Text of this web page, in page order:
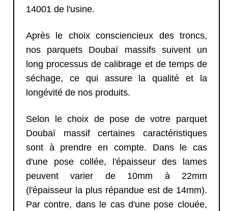
14001 de l'usine.
Après le choix consciencieux des troncs,
nos parquets Doubaï massifs suivent un
long processus de calibrage et de temps de
séchage, ce qui assure la qualité et la
longévité de nos produits.
Selon le choix de pose de votre parquet
Doubaï massif certaines caractéristiques
sont à prendre en compte. Dans le cas
d'une pose collée, l'épaisseur des lames
peuvent varier de 10mm à 22mm
(l'épaisseur la plus répandue est de 14mm).
Par contre, dans le cas d'une pose clouée,